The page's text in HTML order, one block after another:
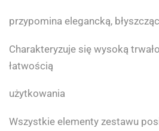
przypomina elegancką,
Charakteryzuje się wysoką
łatwością
użytkowania
Wszystkie elementy zestawu